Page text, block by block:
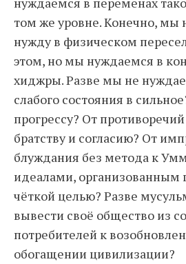
том же уровне. Конечно, мы
нужду в физическом
этом, но мы нуждаемся в
хиджры. Разве мы не
слабого состояния в
прогрессу? От
братству и согласию? От
блуждания без метода к
идеалами, организованным
чёткой целью? Разве
вывести своё общество из
потребителей к
обогащении цивилизации?